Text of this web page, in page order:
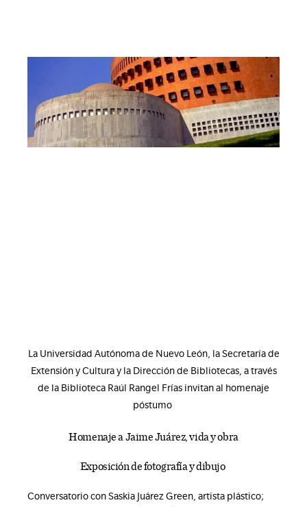
La Universidad Autónoma de Nuevo León, la Secretaría de
Extensión y Cultura y la Dirección de Bibliotecas, a través
de la Biblioteca Raúl Rangel Frías invitan al homenaje
póstumo
Homenaje a Jaime Juárez, vida y obra
Exposición de fotografía y dibujo
Conversatorio con Saskia Juárez Green, artista plástico;